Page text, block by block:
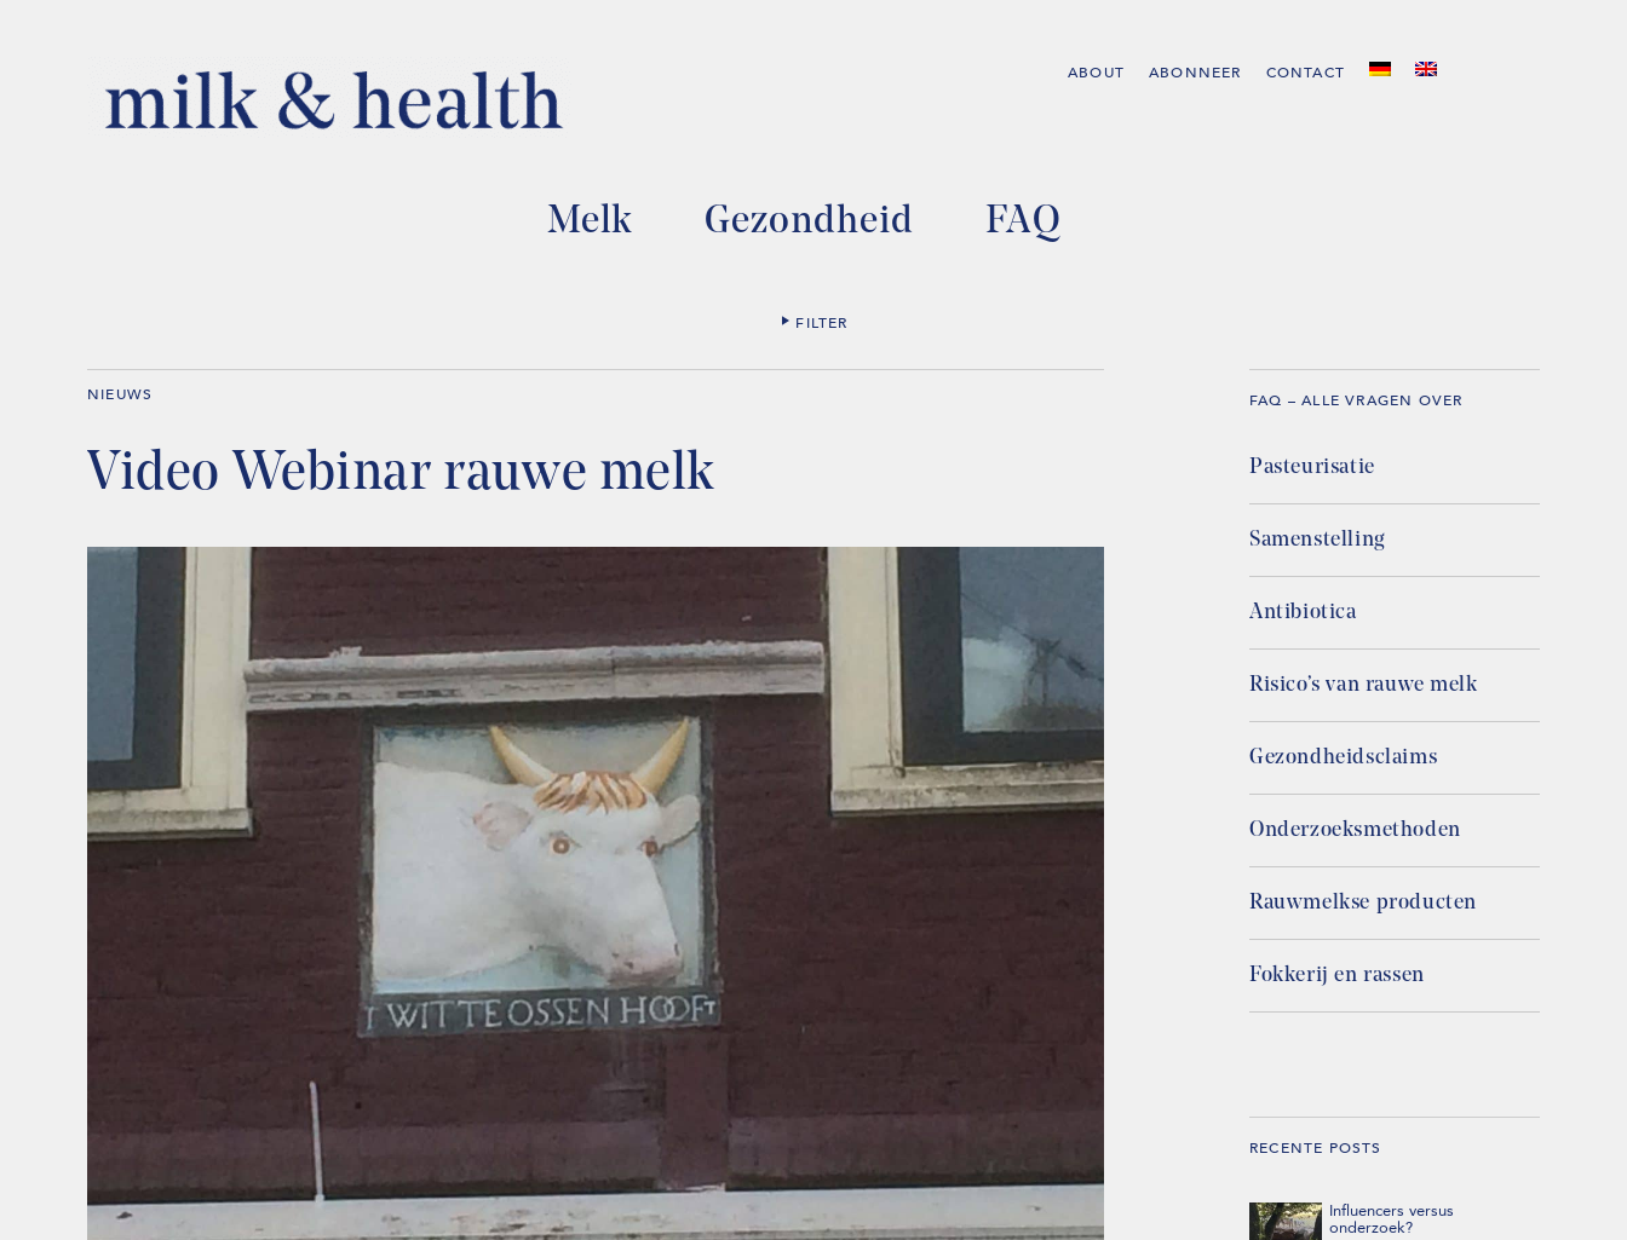
ABOUT ABONNEER CONTACT
Melk Gezondheid FAQ
FILTER
NIEUWS
Video Webinar rauwe melk
FAQ – ALLE VRAGEN OVER
Pasteurisatie
Samenstelling
Antibiotica
Risico’s van rauwe melk
Gezondheidsclaims
Onderzoeksmethoden
Rauwmelkse producten
Fokkerij en rassen
RECENTE POSTS
Influencers versus
onderzoek?